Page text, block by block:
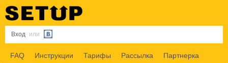
Вход или
FAQ Инструкции Тарифы Рассылка Партнерка